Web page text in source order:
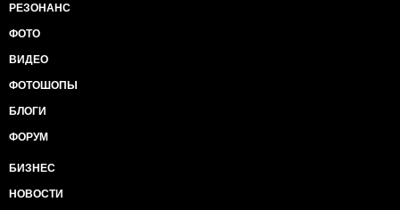
РЕЗОНАНС
ФОТО
ВИДЕО
ФОТОШОПЫ
БЛОГИ
ФОРУМ
БИЗНЕС
НОВОСТИ